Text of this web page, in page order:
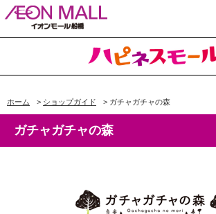
ホーム > ショップガイド > ガチャガチャの森
ガチャガチャの森